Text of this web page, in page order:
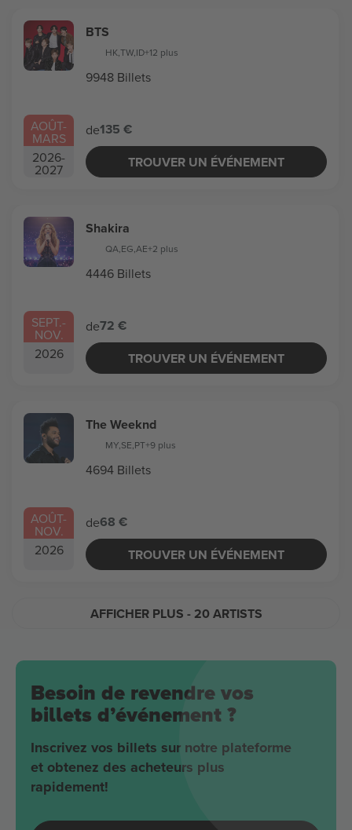
AOÛT-
MARS
2026-
2027
BTS
HK,TW,ID+12 plus
9948 Billets
de135 €
TROUVER UN ÉVÉNEMENT
SEPT.-
NOV.
2026
Shakira
QA,EG,AE+2 plus
4446 Billets
de72 €
TROUVER UN ÉVÉNEMENT
AOÛT-
NOV.
2026
The Weeknd
MY,SE,PT+9 plus
4694 Billets
de68 €
TROUVER UN ÉVÉNEMENT
AFFICHER PLUS - 20 ARTISTS
Besoin de revendre vos
billets d’événement ?
Inscrivez vos billets sur notre plateforme
et obtenez des acheteurs plus
rapidement!